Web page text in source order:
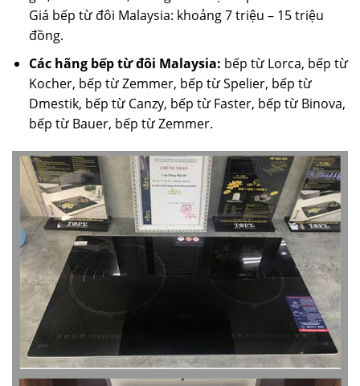
Giá bếp từ đôi Malaysia: khoảng 7 triệu – 15 triệu
đồng.
Các hãng bếp từ đôi Malaysia: bếp từ Lorca, bếp từ
Kocher, bếp từ Zemmer, bếp từ Spelier, bếp từ
Dmestik, bếp từ Canzy, bếp từ Faster, bếp từ Binova,
bếp từ Bauer, bếp từ Zemmer.